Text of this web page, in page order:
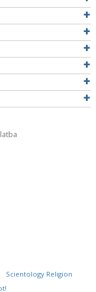
Scientology Religion